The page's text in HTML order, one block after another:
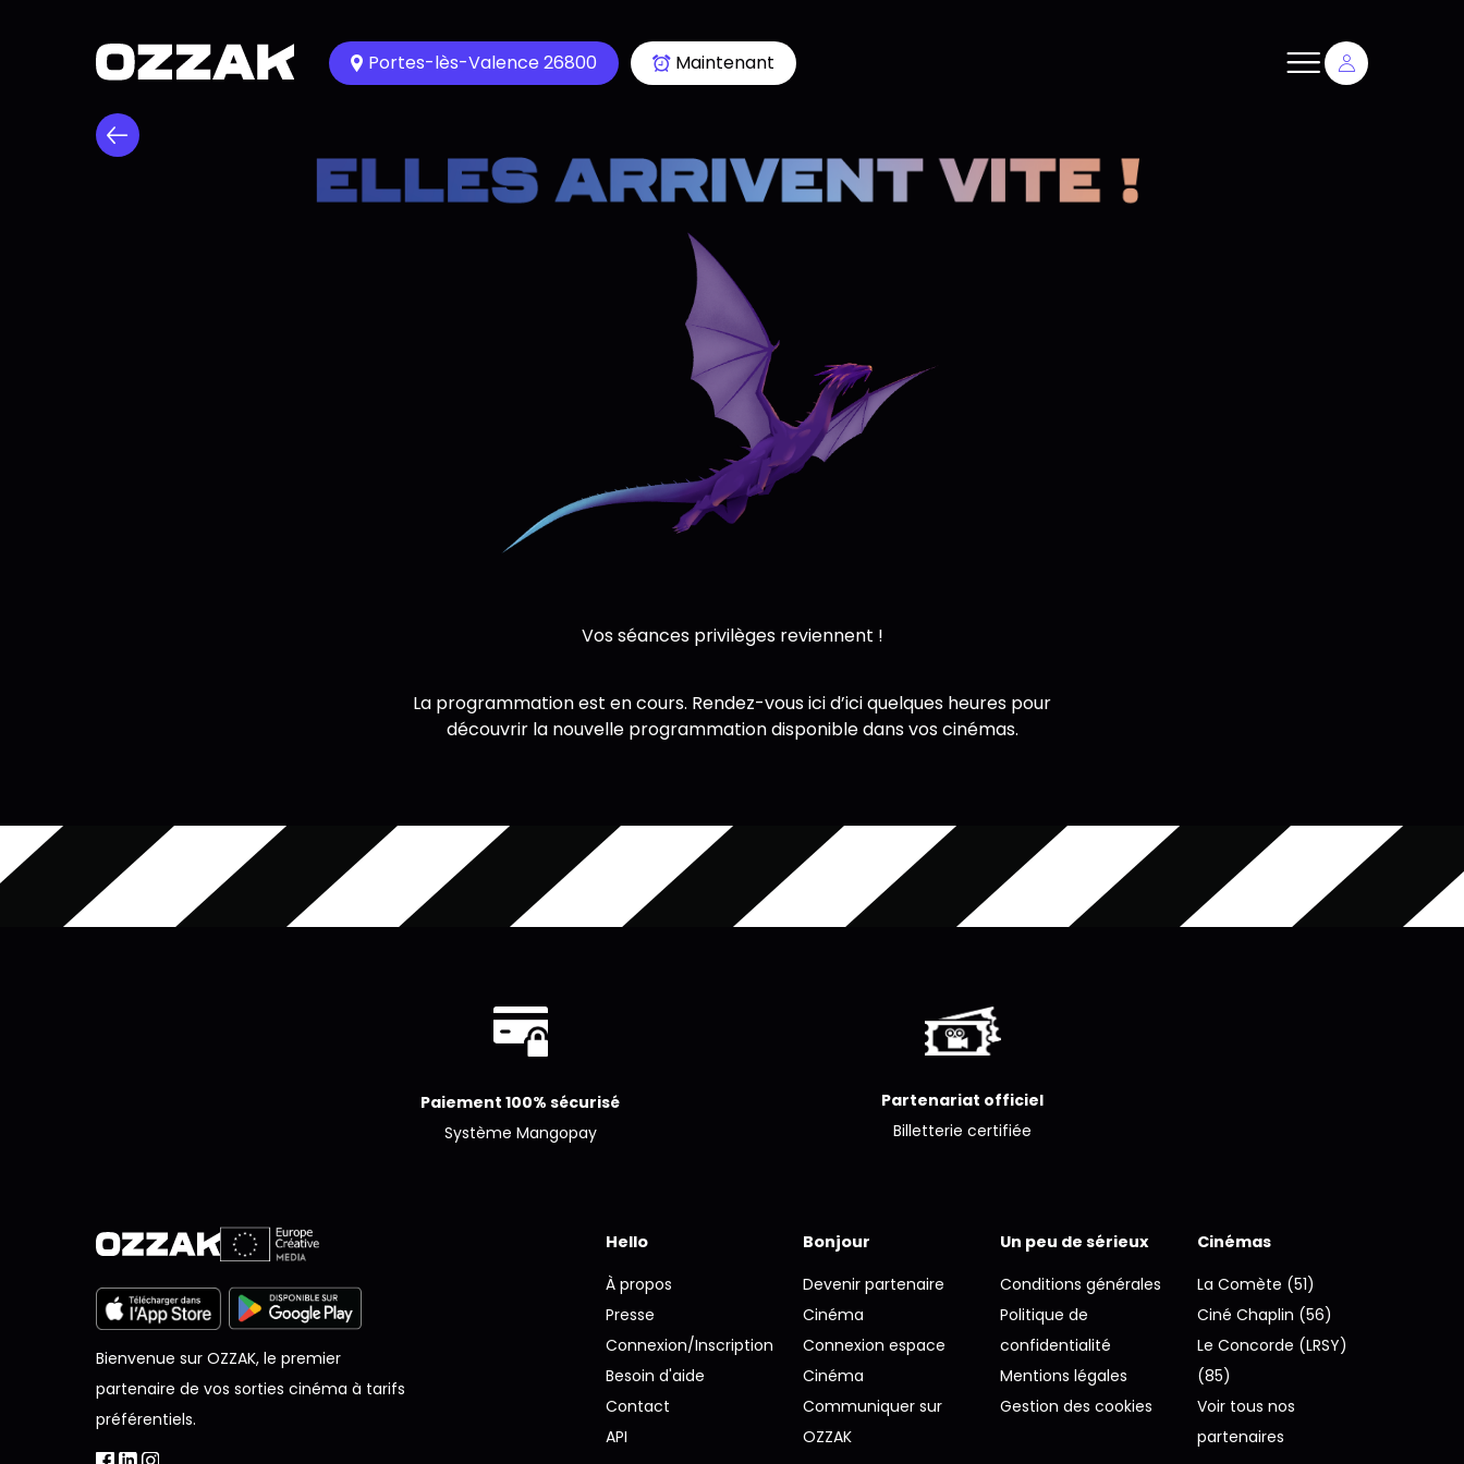
Portes-lès-Valence 26800 Maintenant
Vos séances privilèges reviennent !
La programmation est en cours. Rendez-vous ici d’ici quelques heures pour
découvrir la nouvelle programmation disponible dans vos cinémas.
Paiement 100% sécurisé
Système Mangopay
Partenariat officiel
Billetterie certifiée
Bienvenue sur OZZAK, le premier
partenaire de vos sorties cinéma à tarifs
préférentiels.
Hello
À propos
Presse
Connexion/Inscription
Besoin d'aide
Contact
API
Bonjour
Devenir partenaire
Cinéma
Connexion espace
Cinéma
Communiquer sur
OZZAK
Un peu de sérieux
Conditions générales
Politique de
confidentialité
Mentions légales
Gestion des cookies
Cinémas
La Comète (51)
Ciné Chaplin (56)
Le Concorde (LRSY)
(85)
Voir tous nos
partenaires